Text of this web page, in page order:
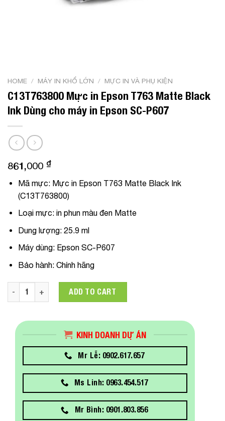
HOME / MÁY IN KHỔ LỚN / MỰC IN VÀ PHỤ KIỆN
C13T763800 Mực in Epson T763 Matte Black
Ink Dùng cho máy in Epson SC-P607
861,000 ₫
Mã mực:Mực in Epson T763 Matte Black Ink
(C13T763800)
Loại mực:in phun màu đen Matte
Dung lượng:25.9 ml
Máy dùng:Epson SC-P607
Bảo hành:Chính hãng
C13T763800 Mực in Epson T763 Matte Black Ink Dùng cho
ADD TO CART
KINH DOANH DỰ ÁN
Mr Lễ: 0902.617.657
Ms Linh: 0963.454.517
Mr Bình: 0901.803.856